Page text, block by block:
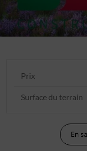
Prix
Surface du terrain
En